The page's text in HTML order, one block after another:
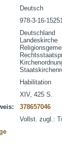
Deutsch
978-3-16-
Deutschland
Landeskirche
Habilitation
XIV, 425 S.
378657046
Vollst. zugl.: